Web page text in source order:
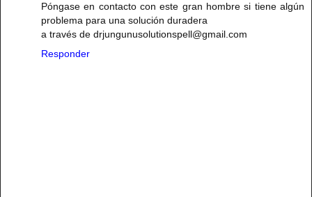
Póngase en contacto con este gran hombre si tiene algún
problema para una solución duradera
a través de drjungunusolutionspell@gmail.com
Responder